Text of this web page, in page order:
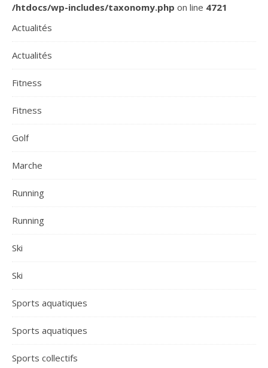
/htdocs/wp-includes/taxonomy.php on line 4721
Actualités
Actualités
Fitness
Fitness
Golf
Marche
Running
Running
Ski
Ski
Sports aquatiques
Sports aquatiques
Sports collectifs